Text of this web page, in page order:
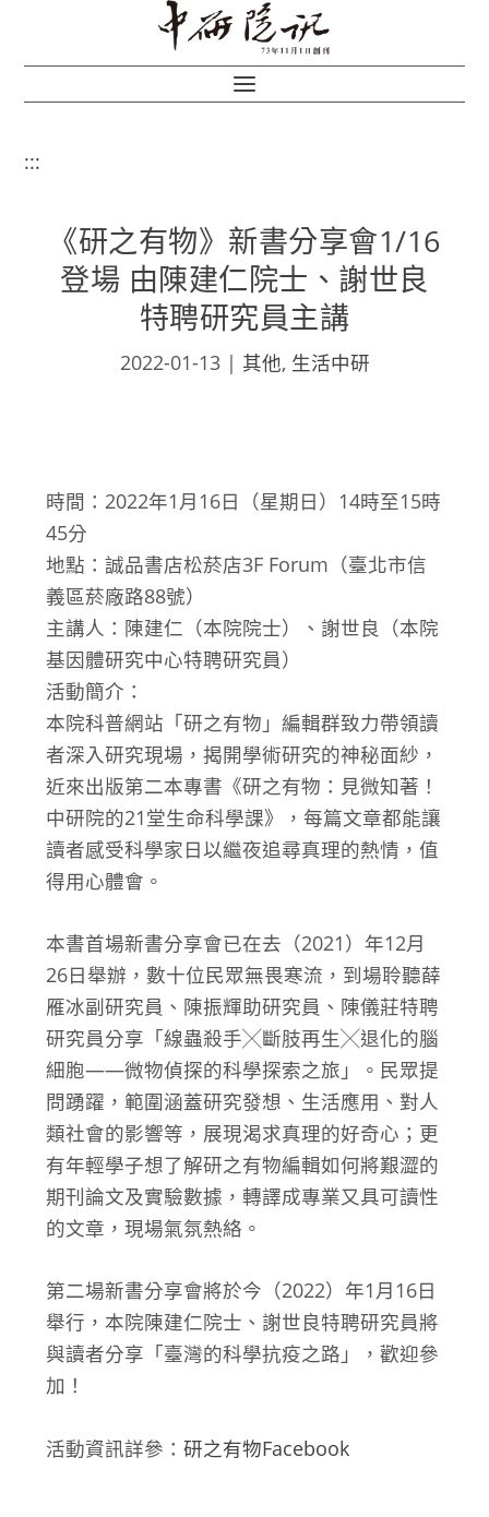
:::
《研之有物》新書分享會1/16
登場 由陳建仁院士、謝世良
特聘研究員主講
2022-01-13| 其他, 生活中研
時間：2022年1月16日（星期日）14時至15時
45分
地點：誠品書店松菸店3F Forum（臺北市信
義區菸廠路88號）
主講人：陳建仁（本院院士）、謝世良（本院
基因體研究中心特聘研究員）
活動簡介：
本院科普網站「研之有物」編輯群致力帶領讀
者深入研究現場，揭開學術研究的神秘面紗，
近來出版第二本專書《研之有物：見微知著！
中研院的21堂生命科學課》，每篇文章都能讓
讀者感受科學家日以繼夜追尋真理的熱情，值
得用心體會。
本書首場新書分享會已在去（2021）年12月
26日舉辦，數十位民眾無畏寒流，到場聆聽薛
雁冰副研究員、陳振輝助研究員、陳儀莊特聘
研究員分享「線蟲殺手╳斷肢再生╳退化的腦
細胞——微物偵探的科學探索之旅」。民眾提
問踴躍，範圍涵蓋研究發想、生活應用、對人
類社會的影響等，展現渴求真理的好奇心；更
有年輕學子想了解研之有物編輯如何將艱澀的
期刊論文及實驗數據，轉譯成專業又具可讀性
的文章，現場氣氛熱絡。
第二場新書分享會將於今（2022）年1月16日
舉行，本院陳建仁院士、謝世良特聘研究員將
與讀者分享「臺灣的科學抗疫之路」，歡迎參
加！
活動資訊詳參：研之有物Facebook